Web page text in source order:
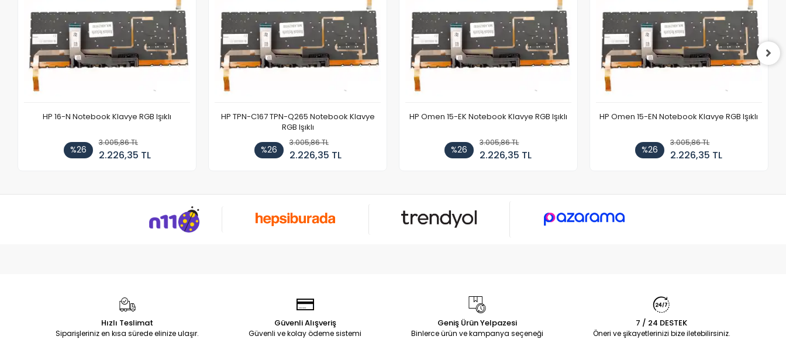
HP 16-N Notebook Klavye RGB Işıklı
%26
3.005,86 TL
2.226,35 TL
HP TPN-C167 TPN-Q265 Notebook Klavye
RGB Işıklı
%26
3.005,86 TL
2.226,35 TL
HP Omen 15-EK Notebook Klavye RGB Işıklı
%26
3.005,86 TL
2.226,35 TL
HP Omen 15-EN Notebook Klavye RGB Işıklı
%26
3.005,86 TL
2.226,35 TL
Hızlı Teslimat
Siparişleriniz en kısa sürede elinize ulaşır.
Güvenli Alışveriş
Güvenli ve kolay ödeme sistemi
Geniş Ürün Yelpazesi
Binlerce ürün ve kampanya seçeneği
7 / 24 DESTEK
Öneri ve şikayetlerinizi bize iletebilirsiniz.